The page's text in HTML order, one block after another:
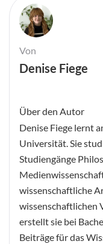
Von
Denise Fiege
Über den Autor
Denise Fiege lernt
Universität. Sie
Studiengänge
wissenschaftliche
wissenschaftlichen
erstellt sie bei
Beiträge für das